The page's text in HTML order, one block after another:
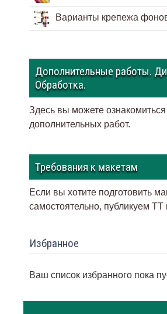
Варианты крепежа
Дополнительные работы.
Обработка.
Здесь вы можете
дополнительных работ.
Требования к макетам
Если вы хотите подготовить
самостоятельно, публикуем ТТ
Избранное
Ваш список избранного пока